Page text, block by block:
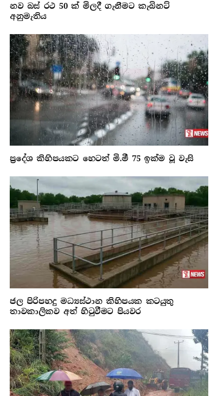
නව බස් රථ 50 ක් මිලදී ගැනීමට කැබිනට්
අනුමැතිය
ප්‍රදේශ කිහිපයකට හෙටත් මි.මී 75 ඉක්ම වූ වැසි
ජල පිරිපහදු මධ්‍යස්ථාන කිහිපයක කටයුතු
තාවකාලිකව අත් හිටුවීමට පියවර